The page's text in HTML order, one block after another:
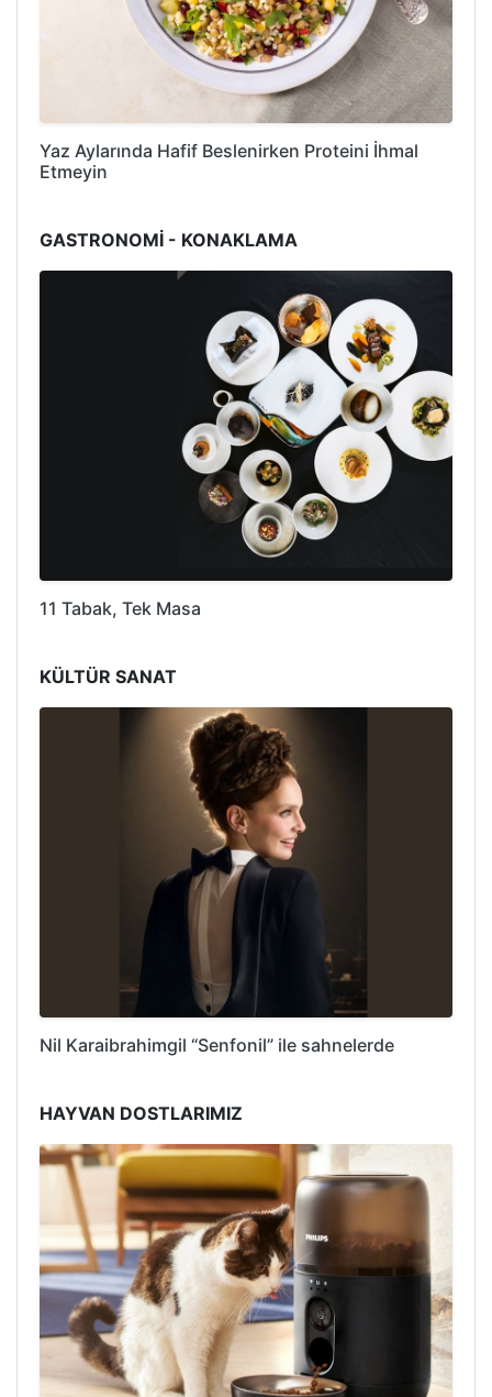
Yaz Aylarında Hafif Beslenirken Proteini İhmal
Etmeyin
GASTRONOMİ - KONAKLAMA
11 Tabak, Tek Masa
KÜLTÜR SANAT
Nil Karaibrahimgil “Senfonil” ile sahnelerde
HAYVAN DOSTLARIMIZ